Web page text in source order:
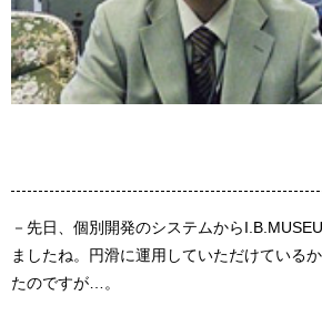
－先日、個別開発のシステムから
ましたね。円滑に運用していただけている
たのですが…。